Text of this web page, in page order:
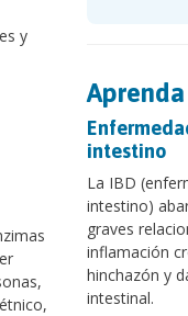
y
intestino
La IBD
intestino)
graves
inflamación
hinchazón y
intestinal.